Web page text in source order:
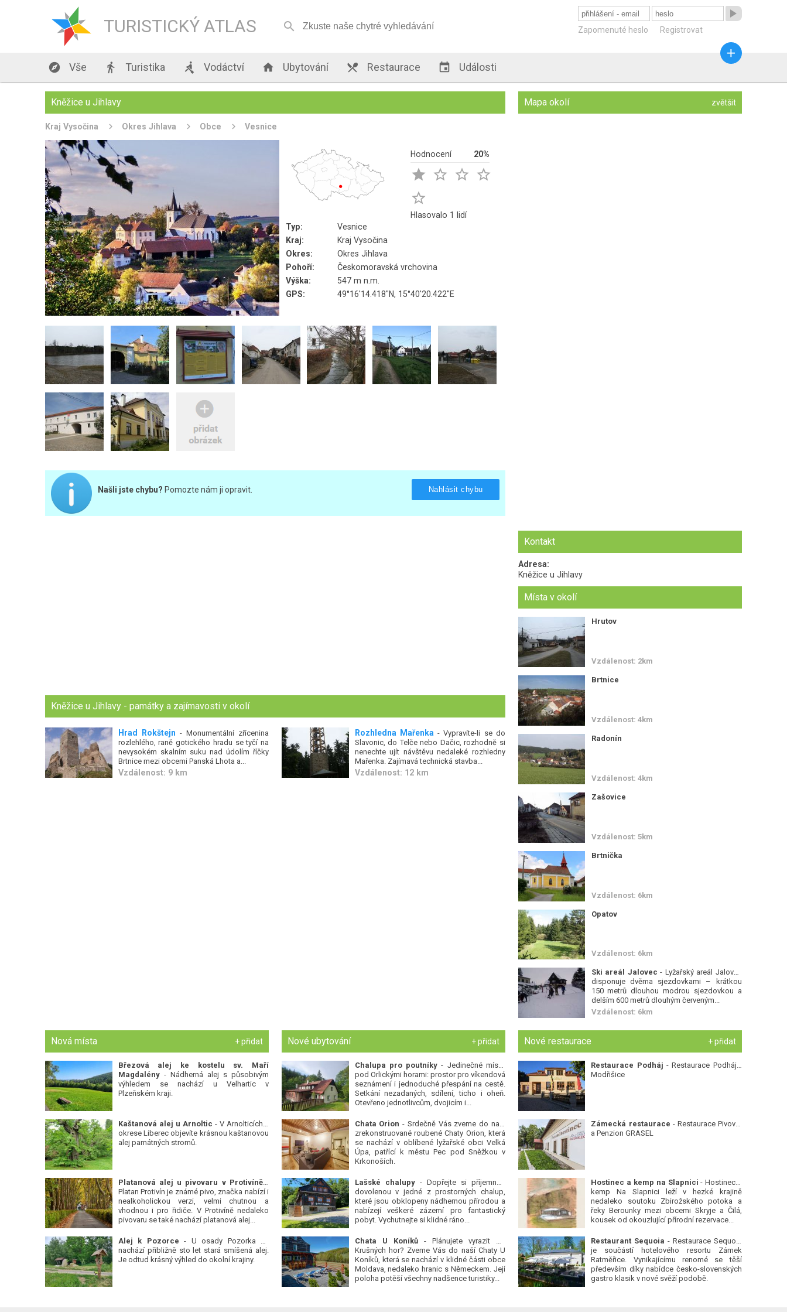
TURISTICKÝ ATLAS 

Zapomenuté heslo Registrovat
 Vše  Turistika  Vodáctví  Ubytování  Restaurace  Události

Kněžice u Jihlavy
Kraj Vysočina Okres Jihlava Obce Vesnice
Hodnocení 20%
   

Hlasovalo 1 lidí
Typ:
Vesnice
Kraj:
Kraj Vysočina
Okres:
Okres Jihlava
Pohoří:
Českomoravská vrchovina
Výška:
547 m n.m.
GPS:
49°16'14.418"N, 15°40'20.422"E
Našli jste chybu? Pomozte nám ji opravit. Nahlásit chybu
Kněžice u Jihlavy - památky a zajímavosti v okolí
Hrad Rokštejn - Monumentální zřícenina
rozlehlého, raně gotického hradu se tyčí na
nevysokém skalním suku nad údolím říčky
Brtnice mezi obcemi Panská Lhota a...
Vzdálenost: 9 km
Rozhledna Mařenka- Vypravíte-li se do
Slavonic, do Telče nebo Dačic, rozhodně si
nenechte ujít návštěvu nedaleké rozhledny
Mařenka. Zajímavá technická stavba...
Vzdálenost: 12 km
Mapa okolí zvětšit
Kontakt
Adresa:
Kněžice u Jihlavy
Místa v okolí
Hrutov
Vzdálenost: 2km
Brtnice
Vzdálenost: 4km
Radonín
Vzdálenost: 4km
Zašovice
Vzdálenost: 5km
Brtnička
Vzdálenost: 6km
Opatov
Vzdálenost: 6km
Ski areál Jalovec - Lyžařský areál Jalovec
disponuje dvěma sjezdovkami – krátkou
150 metrů dlouhou modrou sjezdovkou a
delším 600 metrů dlouhým červeným...
Vzdálenost: 6km
Nová místa + přidat
Březová alej ke kostelu sv. Maří
Magdalény- Nádherná alej s působivým
výhledem se nachází u Velhartic v
Plzeňském kraji.
Kaštanová alej u Arnoltic - V Arnolticích v
okrese Liberec objevíte krásnou kaštanovou
alej památných stromů.
Platanová alej u pivovaru v Protivíně
-
Platan Protivín je známé pivo, značka nabízí i
nealkoholickou verzi, velmi chutnou a
vhodnou i pro řidiče. V Protivíně nedaleko
pivovaru se také nachází platanová alej...
Alej k Pozorce - U osady Pozorka se
nachází přibližně sto let stará smíšená alej.
Je odtud krásný výhled do okolní krajiny.
Nové ubytování + přidat
Chalupa pro poutníky - Jedinečné místo
pod Orlickými horami: prostor pro víkendová
seznámení i jednoduché přespání na cestě.
Setkání nezadaných, sdílení, ticho i oheň.
Otevřeno jednotlivcům, dvojicím i...
Chata Orion - Srdečně Vás zveme do naší
zrekonstruované roubené Chaty Orion, která
se nachází v oblíbené lyžařské obci Velká
Úpa, patřící k městu Pec pod Sněžkou v
Krkonoších.
Lašské chalupy- Dopřejte si příjemnou
dovolenou v jedné z prostorných chalup,
které jsou obklopeny nádhernou přírodou a
nabízejí veškeré zázemí pro fantastický
pobyt. Vychutnejte si klidné ráno...
Chata U Koníků- Plánujete vyrazit do
Krušných hor? Zveme Vás do naší Chaty U
Koníků, která se nachází v klidné části obce
Moldava, nedaleko hranic s Německem. Její
poloha potěší všechny nadšence turistiky...
Nové restaurace + přidat
Restaurace Podháj - Restaurace Podháj -
Modřišice
Zámecká restaurace - Restaurace Pivovar
a Penzion GRASEL
Hostinec a kemp na Slapnici - Hostinec a
kemp Na Slapnici leží v hezké krajině
nedaleko soutoku Zbirožského potoka a
řeky Berounky mezi obcemi Skryje a Čilá,
kousek od okouzlující přírodní rezervace...
Restaurant Sequoia - Restaurace Sequoia
je součástí hotelového resortu Zámek
Ratměřice. Vynikajícímu renomé se těší
především díky nabídce česko-slovenských
gastro klasik v nové svěží podobě.